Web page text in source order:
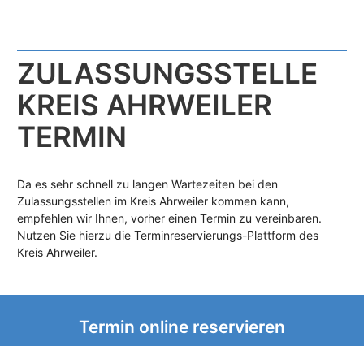
ZULASSUNGS­STELLE
KREIS AHRWEILER
TERMIN
Da es sehr schnell zu langen Wartezeiten bei den
Zulassungsstellen im Kreis Ahrweiler kommen kann,
empfehlen wir Ihnen, vorher einen Termin zu vereinbaren.
Nutzen Sie hierzu die Terminreservierungs-Plattform des
Kreis Ahrweiler.
Termin online reservieren